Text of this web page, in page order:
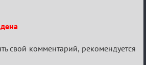
свой комментарий, рекомендуется